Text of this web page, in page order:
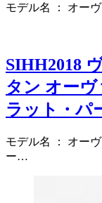
モデル名 ： オー
SIHH2018
タン オー
ラット・パ
モデル名 ： オー
ー…